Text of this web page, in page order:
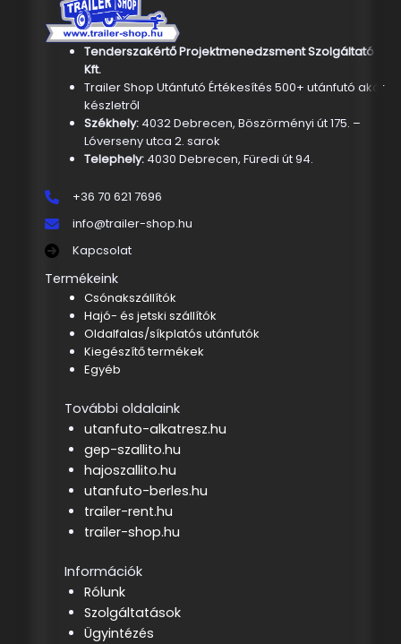
Tenderszakértő Projektmenedzsment Szolgáltató
Kft.
Trailer Shop Utánfutó Értékesítés 500+ utánfutó akár
készletről
Székhely: 4032 Debrecen, Böszörményi út 175. –
Lóverseny utca 2. sarok
Telephely:4030 Debrecen, Füredi út 94.
+36 70 621 7696
info@trailer-shop.hu
Kapcsolat
Termékeink
Csónakszállítók
Hajó- és jetski szállítók
Oldalfalas/síkplatós utánfutók
Kiegészítő termékek
Egyéb
További oldalaink
utanfuto-alkatresz.hu
gep-szallito.hu
hajoszallito.hu
utanfuto-berles.hu
trailer-rent.hu
trailer-shop.hu
Információk
Rólunk
Szolgáltatások
Ügyintézés